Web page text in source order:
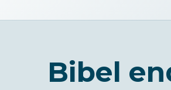
Bibel